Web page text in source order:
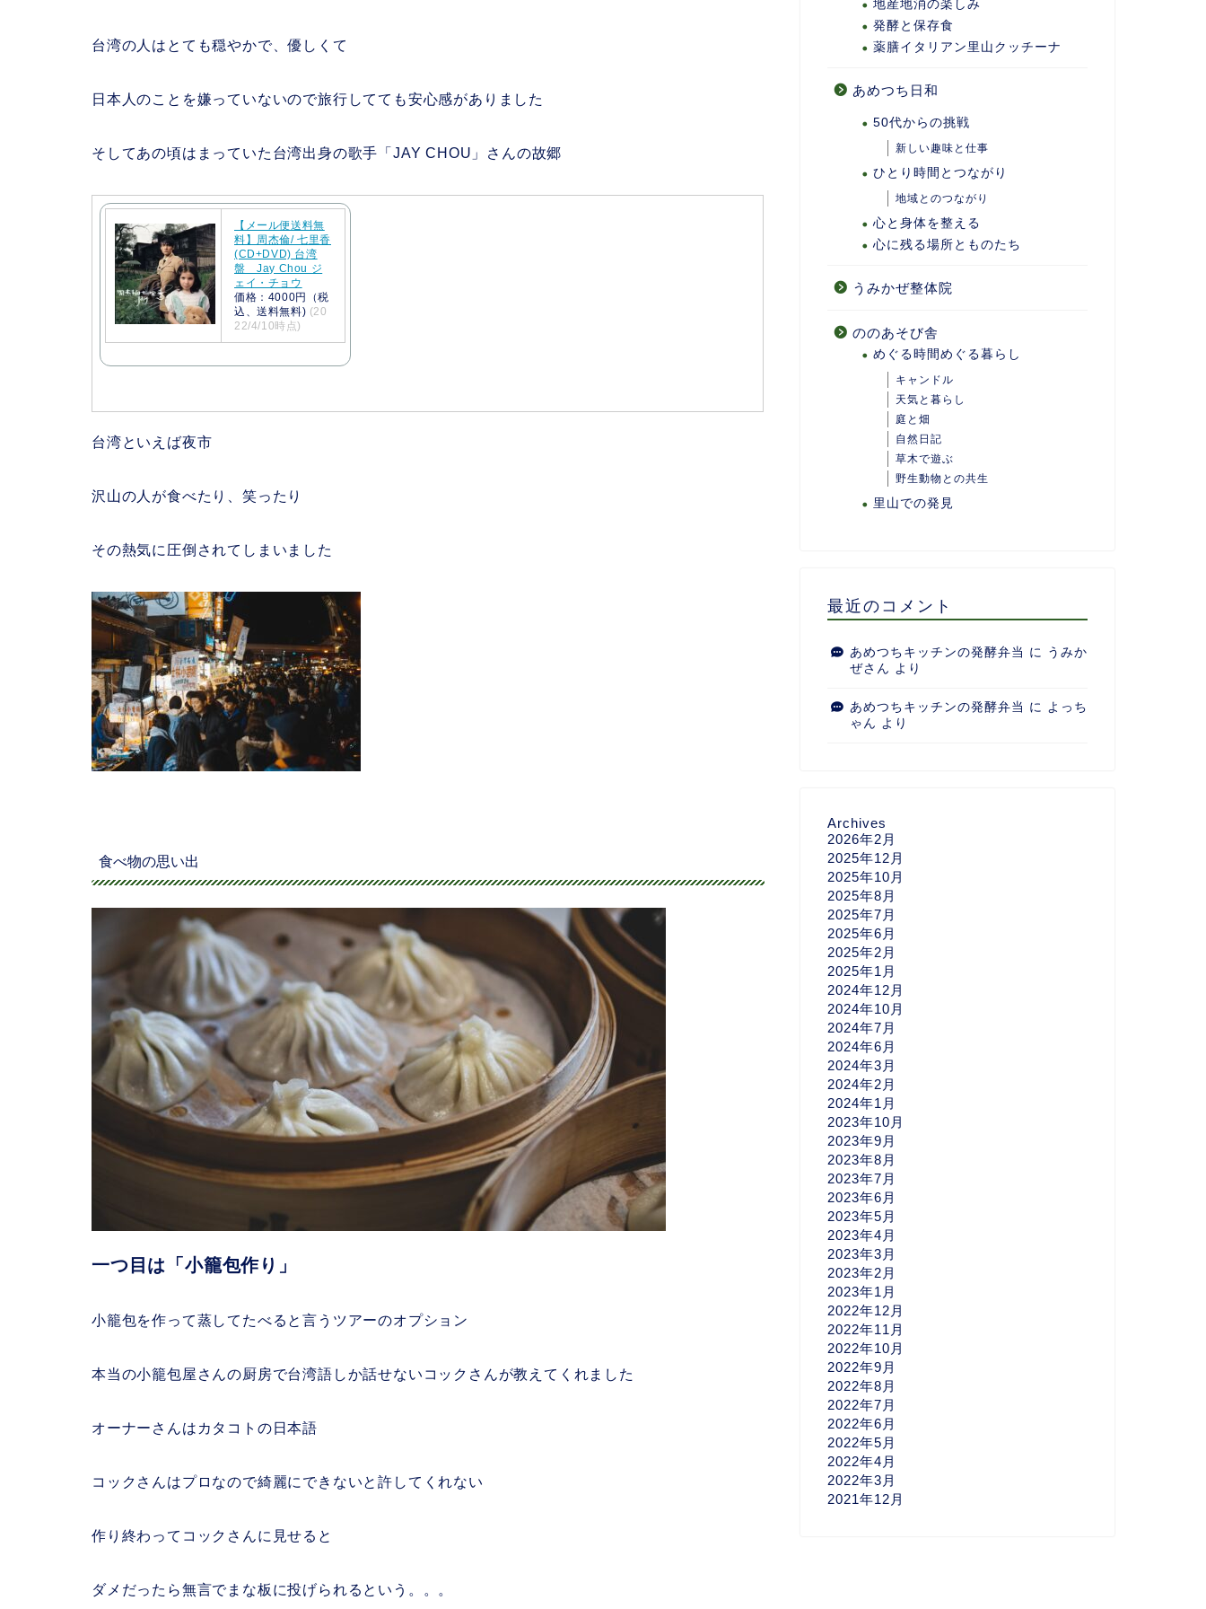
台湾の人はとても穏やかで、優しくて
日本人のことを嫌っていないので旅行してても安心感がありました
そしてあの頃はまっていた台湾出身の歌手「JAY CHOU」さんの故郷
【メール便送料無
料】周杰倫/ 七里香
(CD+DVD) 台湾
盤 Jay Chou ジ
ェイ・チョウ
価格：4000円（税
込、送料無料) (20
22/4/10時点)
台湾といえば夜市
沢山の人が食べたり、笑ったり
その熱気に圧倒されてしまいました
食べ物の思い出
一つ目は「小籠包作り」
小籠包を作って蒸してたべると言うツアーのオプション
本当の小籠包屋さんの厨房で台湾語しか話せないコックさんが教えてくれました
オーナーさんはカタコトの日本語
コックさんはプロなので綺麗にできないと許してくれない
作り終わってコックさんに見せると
ダメだったら無言でまな板に投げられるという。。。
地産地消の楽しみ
発酵と保存食
薬膳イタリアン里山クッチーナ
あめつち日和
50代からの挑戦
新しい趣味と仕事
ひとり時間とつながり
地域とのつながり
心と身体を整える
心に残る場所とものたち
うみかぜ整体院
ののあそび舎
めぐる時間めぐる暮らし
キャンドル
天気と暮らし
庭と畑
自然日記
草木で遊ぶ
野生動物との共生
里山での発見
最近のコメント
あめつちキッチンの発酵弁当 に うみか
ぜさん より
あめつちキッチンの発酵弁当 に よっち
ゃん より
Archives
2026年2月
2025年12月
2025年10月
2025年8月
2025年7月
2025年6月
2025年2月
2025年1月
2024年12月
2024年10月
2024年7月
2024年6月
2024年3月
2024年2月
2024年1月
2023年10月
2023年9月
2023年8月
2023年7月
2023年6月
2023年5月
2023年4月
2023年3月
2023年2月
2023年1月
2022年12月
2022年11月
2022年10月
2022年9月
2022年8月
2022年7月
2022年6月
2022年5月
2022年4月
2022年3月
2021年12月